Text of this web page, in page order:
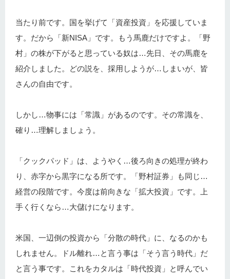
当たり前です。国を挙げて「資産投資」を応援していま
す。だから「新NISA」です。もう馬鹿だけですよ。「野
村」の株が下がると思っている奴は…先日、その馬鹿を
紹介しました。どの説を、採用しようが…しまいが、皆
さんの自由です。
しかし…物事には「常識」があるのです。その常識を、
確り…理解しましょう。
「クックパッド」は、ようやく…後ろ向きの処理が終わ
り、赤字から黒字になる所です。「野村証券」も同じ…
経営の段階です。今度は前向きな「拡大投資」です。上
手く行くなら…大儲けになります。
米国、一辺倒の投資から「分散の時代」に、なるのかも
しれません。ドル離れ…と言う事は「そう言う時代」だ
と言う事です。これをカタルは「時代投資」と呼んでい